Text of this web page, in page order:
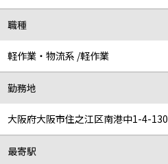
職種
軽作業・物流系 /軽作業
勤務地
大阪府大阪市住之江区南港中1-4-130
最寄駅